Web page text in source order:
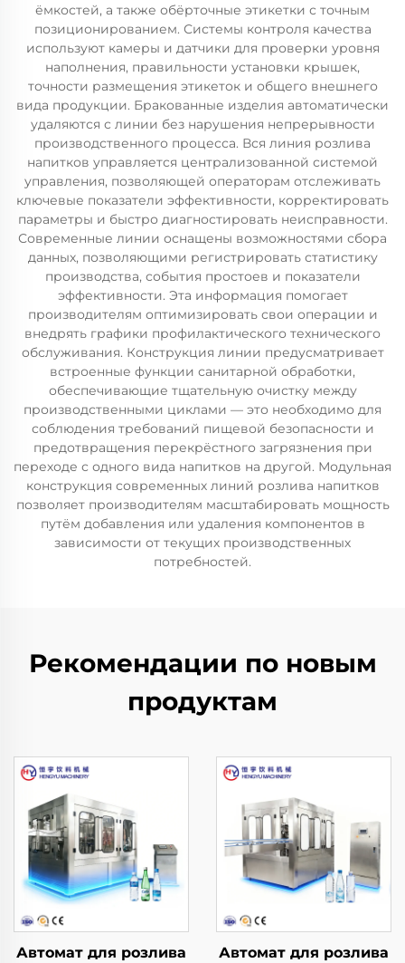
ёмкостей, а также обёрточные этикетки с точным
позиционированием. Системы контроля качества
используют камеры и датчики для проверки уровня
наполнения, правильности установки крышек,
точности размещения этикеток и общего внешнего
вида продукции. Бракованные изделия автоматически
удаляются с линии без нарушения непрерывности
производственного процесса. Вся линия розлива
напитков управляется централизованной системой
управления, позволяющей операторам отслеживать
ключевые показатели эффективности, корректировать
параметры и быстро диагностировать неисправности.
Современные линии оснащены возможностями сбора
данных, позволяющими регистрировать статистику
производства, события простоев и показатели
эффективности. Эта информация помогает
производителям оптимизировать свои операции и
внедрять графики профилактического технического
обслуживания. Конструкция линии предусматривает
встроенные функции санитарной обработки,
обеспечивающие тщательную очистку между
производственными циклами — это необходимо для
соблюдения требований пищевой безопасности и
предотвращения перекрёстного загрязнения при
переходе с одного вида напитков на другой. Модульная
конструкция современных линий розлива напитков
позволяет производителям масштабировать мощность
путём добавления или удаления компонентов в
зависимости от текущих производственных
потребностей.
Рекомендации по новым
продуктам
Автомат для розлива
Автомат для розлива